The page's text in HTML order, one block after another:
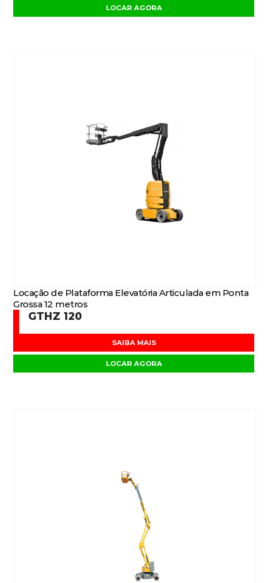
LOCAR AGORA
Locação de Plataforma Elevatória Articulada em Ponta
Grossa 12 metros
GTHZ 120
SAIBA MAIS
LOCAR AGORA